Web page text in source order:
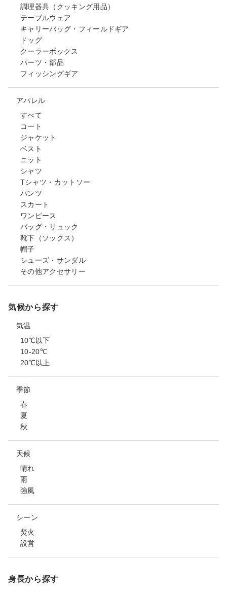
調理器具（クッキング用品）
テーブルウェア
キャリーバッグ・フィールドギア
ドッグ
クーラーボックス
パーツ・部品
フィッシングギア
アパレル
すべて
コート
ジャケット
ベスト
ニット
シャツ
Tシャツ・カットソー
パンツ
スカート
ワンピース
バッグ・リュック
靴下（ソックス）
帽子
シューズ・サンダル
その他アクセサリー
気候から探す
気温
10℃以下
10-20℃
20℃以上
季節
春
夏
秋
天候
晴れ
雨
強風
シーン
焚火
設営
身長から探す